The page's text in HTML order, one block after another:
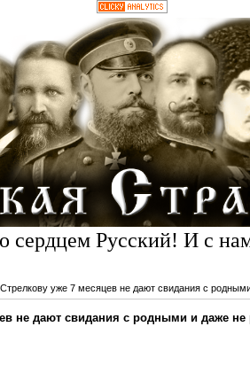
сердцем Русский! И с
уже 7 месяцев не дают свидания с
не дают свидания с родными и даже не